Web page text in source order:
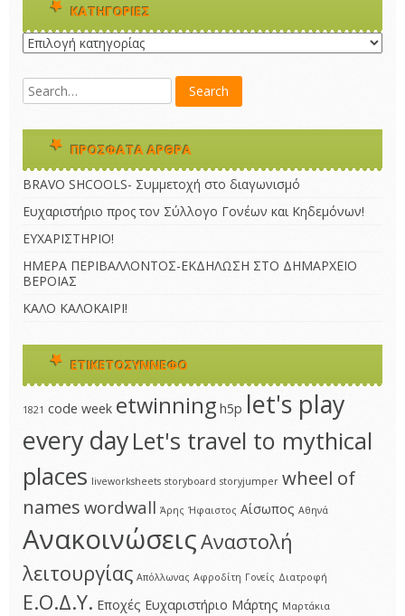
KΑΤΗΓΟΡΊΕΣ
Kατηγορίες
ΠΡΌΣΦΑΤΑ ΆΡΘΡΑ
BRAVO SHCOOLS- Συμμετοχή στο διαγωνισμό
Ευχαριστήριο προς τον Σύλλογο Γονέων και Κηδεμόνων!
ΕΥΧΑΡΙΣΤΗΡΙΟ!
ΗΜΕΡΑ ΠΕΡΙΒΑΛΛΟΝΤΟΣ-ΕΚΔΗΛΩΣΗ ΣΤΟ ΔΗΜΑΡΧΕΙΟ
ΒΕΡΟΙΑΣ
ΚΑΛΟ ΚΑΛΟΚΑΙΡΙ!
ΕΤΙΚΕΤΟΣΎΝΝΕΦΟ
1821 code week etwinning h5p let's play
every dayLet's travel to mythical
places liveworksheets storyboard storyjumper wheel of
names wordwall Άρης Ήφαιστος Αίσωπος Αθηνά
ΑνακοινώσειςΑναστολή
λειτουργίας Απόλλωνας Αφροδίτη Γονείς Διατροφή
Ε.Ο.Δ.Υ. Εποχές Ευχαριστήριο Μάρτης Μαρτάκια